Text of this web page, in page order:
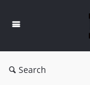
Search